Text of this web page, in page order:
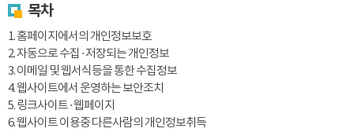
목차
1. 홈페이지에서의 개인정보보호
2. 자동으로 수집 · 저장되는 개인정보
3. 이메일 및 웹서식등을 통한 수집정보
4. 웹사이트에서 운영하는 보안조치
5. 링크사이트 · 웹페이지
6. 웹사이트 이용중 다른사람의 개인정보취득